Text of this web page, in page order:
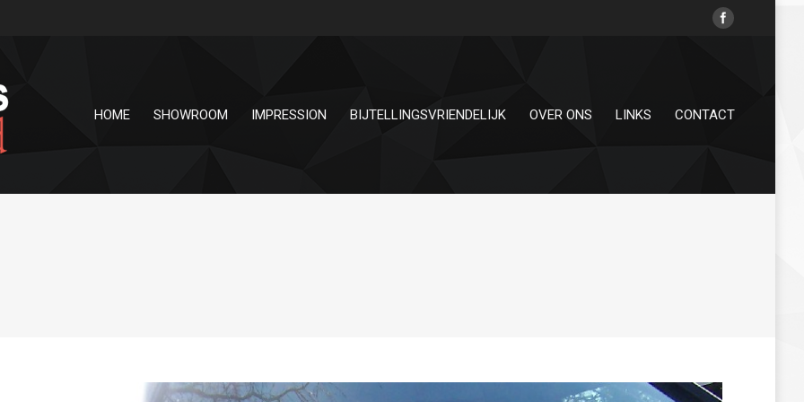
HOME SHOWROOM IMPRESSION BIJTELLINGSVRIENDELIJK OVER ONS LINKS CONTACT